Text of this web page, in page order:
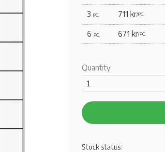
3 PC. 711 kr/PC.
6 PC. 671 kr/PC.
Quantity
Stock status